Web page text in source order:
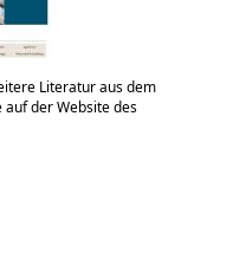
Literatur aus dem
der Website des